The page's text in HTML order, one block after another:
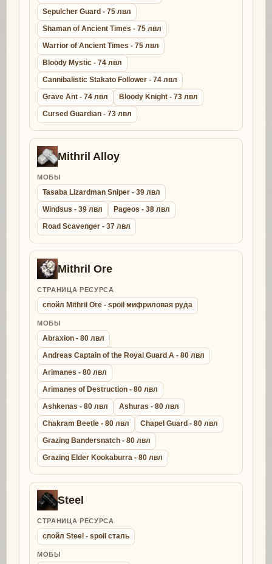
Sepulcher Guard - 75 лвл
Shaman of Ancient Times - 75 лвл
Warrior of Ancient Times - 75 лвл
Bloody Mystic - 74 лвл
Cannibalistic Stakato Follower - 74 лвл
Grave Ant - 74 лвл
Bloody Knight - 73 лвл
Cursed Guardian - 73 лвл
Mithril Alloy
МОБЫ
Tasaba Lizardman Sniper - 39 лвл
Windsus - 39 лвл
Pageos - 38 лвл
Road Scavenger - 37 лвл
Mithril Ore
СТРАНИЦА РЕСУРСА
спойл Mithril Ore - spoil мифриловая руда
МОБЫ
Abraxion - 80 лвл
Andreas Captain of the Royal Guard A - 80 лвл
Arimanes - 80 лвл
Arimanes of Destruction - 80 лвл
Ashkenas - 80 лвл
Ashuras - 80 лвл
Chakram Beetle - 80 лвл
Chapel Guard - 80 лвл
Grazing Bandersnatch - 80 лвл
Grazing Elder Kookaburra - 80 лвл
Steel
СТРАНИЦА РЕСУРСА
спойл Steel - spoil сталь
МОБЫ